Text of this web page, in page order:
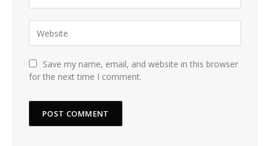
Save my name, email, and website in this browser
for the next time I comment.